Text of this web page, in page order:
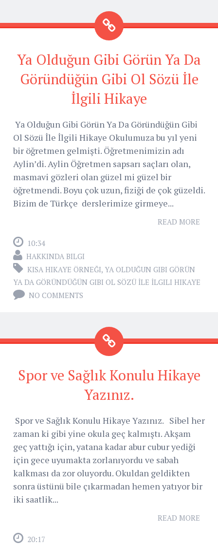
Ya Olduğun Gibi Görün Ya Da
Göründüğün Gibi Ol Sözü İle
İlgili Hikaye
Ya Olduğun Gibi Görün Ya Da Göründüğün Gibi
Ol Sözü İle İlgili Hikaye Okulumuza bu yıl yeni
bir öğretmen gelmişti. Öğretmenimizin adı
Aylin’di. Aylin Öğretmen sapsarı saçları olan,
masmavi gözleri olan güzel mi güzel bir
öğretmendi. Boyu çok uzun, fiziği de çok güzeldi.
Bizim de Türkçe derslerimize girmeye...
READ MORE
10:34
HAKKINDA BILGI
KISA HIKAYE ÖRNEĞI, YA OLDUĞUN GIBI GÖRÜN
YA DA GÖRÜNDÜĞÜN GIBI OL SÖZÜ İLE İLGILI HIKAYE
NO COMMENTS
Spor ve Sağlık Konulu Hikaye
Yazınız.
Spor ve Sağlık Konulu Hikaye Yazınız. Sibel her
zaman ki gibi yine okula geç kalmıştı. Akşam
geç yattığı için, yatana kadar abur cubur yediği
için gece uyumakta zorlanıyordu ve sabah
kalkması da zor oluyordu. Okuldan geldikten
sonra üstünü bile çıkarmadan hemen yatıyor bir
iki saatlik...
READ MORE
20:17